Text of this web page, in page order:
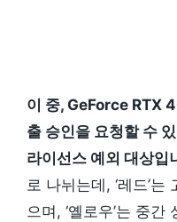
이 중, GeForce RTX
출 승인을 요청할 수
라이선스 예외 대상입
로 나뉘는데, ‘레드’
으며, ‘옐로우’는 중